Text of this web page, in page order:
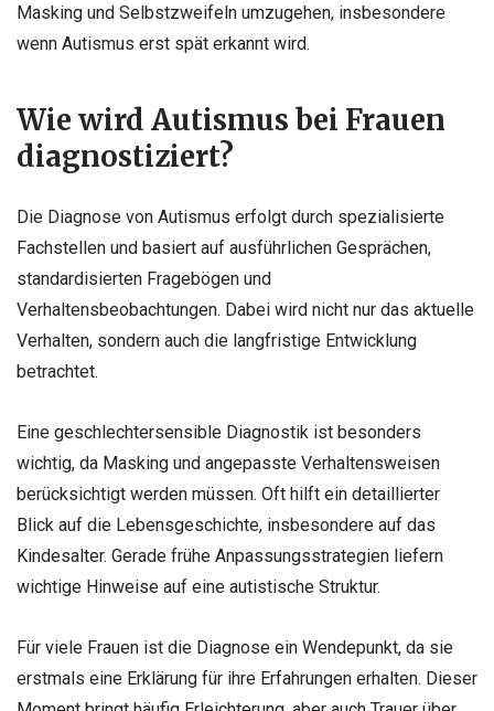
Masking und Selbstzweifeln umzugehen, insbesondere
wenn Autismus erst spät erkannt wird.
Wie wird Autismus bei Frauen
diagnostiziert?
Die Diagnose von Autismus erfolgt durch spezialisierte
Fachstellen und basiert auf ausführlichen Gesprächen,
standardisierten Fragebögen und
Verhaltensbeobachtungen. Dabei wird nicht nur das aktuelle
Verhalten, sondern auch die langfristige Entwicklung
betrachtet.
Eine geschlechtersensible Diagnostik ist besonders
wichtig, da Masking und angepasste Verhaltensweisen
berücksichtigt werden müssen. Oft hilft ein detaillierter
Blick auf die Lebensgeschichte, insbesondere auf das
Kindesalter. Gerade frühe Anpassungsstrategien liefern
wichtige Hinweise auf eine autistische Struktur.
Für viele Frauen ist die Diagnose ein Wendepunkt, da sie
erstmals eine Erklärung für ihre Erfahrungen erhalten. Dieser